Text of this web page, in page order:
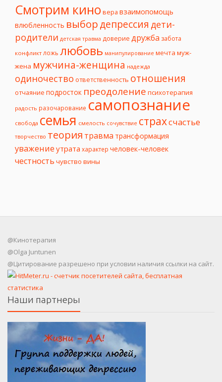
Смотрим кино вера взаимопомощь
влюбленность выбордепрессия дети-
родители детская травма доверие дружба забота
конфликт ложь любовь манипулирование мечта муж-
жена мужчина-женщина надежда
одиночество ответственность отношения
отчаяние подросток преодоление психотерапия
радость разочарование самопознание
свобода семья смелость сочувствие страхсчастье
творчество теория травма трансформация
уважение утрата характер человек-человек
честность чувство вины
@Кинотерапия
@Olga Juntunen
@Цитирование разрешено при условии наличия ссылки на сайт.
Наши партнеры